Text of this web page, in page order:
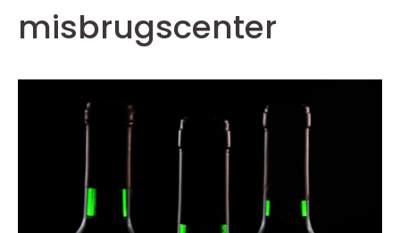
misbrugscenter